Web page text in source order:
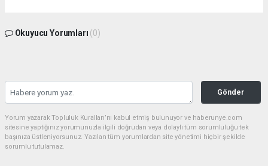
Okuyucu Yorumları (0)
Gönder
Yorum yazarak Topluluk Kuralları’nı kabul etmiş bulunuyor ve haberunye.com
sitesine yaptığınız yorumunuzla ilgili doğrudan veya dolaylı tüm sorumluluğu tek
başınıza üstleniyorsunuz. Yazılan tüm yorumlardan site yönetimi hiçbir şekilde
sorumlu tutulamaz.